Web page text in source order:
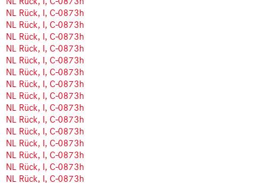
NL Rück, I, C-0873h
NL Rück, I, C-0873h
NL Rück, I, C-0873h
NL Rück, I, C-0873h
NL Rück, I, C-0873h
NL Rück, I, C-0873h
NL Rück, I, C-0873h
NL Rück, I, C-0873h
NL Rück, I, C-0873h
NL Rück, I, C-0873h
NL Rück, I, C-0873h
NL Rück, I, C-0873h
NL Rück, I, C-0873h
NL Rück, I, C-0873h
NL Rück, I, C-0873h